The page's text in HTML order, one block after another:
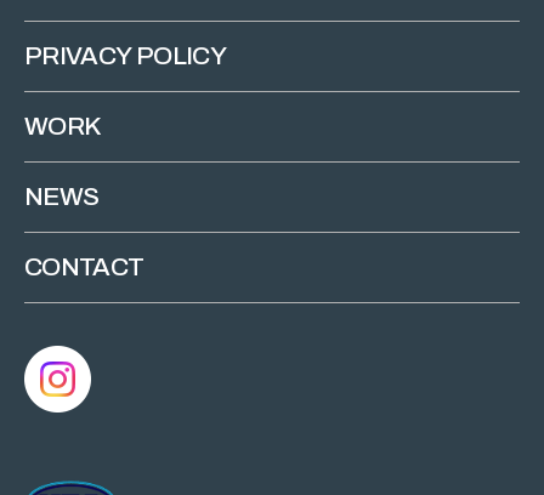
PRIVACY POLICY
WORK
NEWS
CONTACT